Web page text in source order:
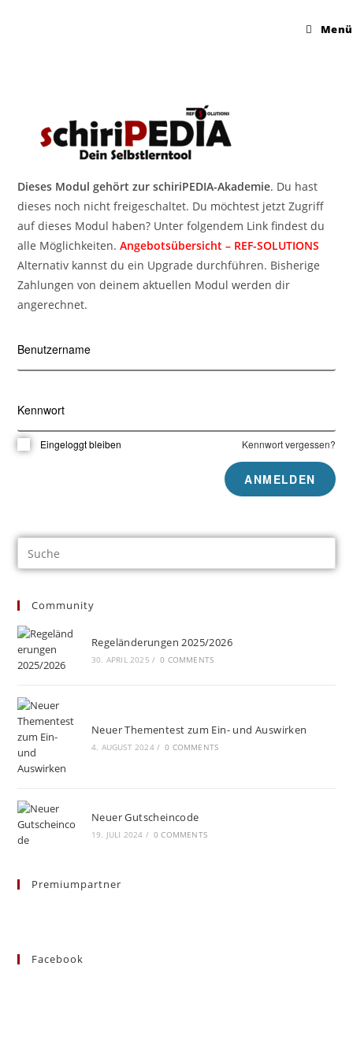
Menü
Dieses Modul gehört zur schiriPEDIA-Akademie. Du hast
dieses noch nicht freigeschaltet. Du möchtest jetzt Zugriff
auf dieses Modul haben? Unter folgendem Link findest du
alle Möglichkeiten.Angebotsübersicht – REF-SOLUTIONS
Alternativ kannst du ein Upgrade durchführen. Bisherige
Zahlungen von deinem aktuellen Modul werden dir
angerechnet.
Benutzername
Kennwort
Eingeloggt bleiben Kennwort vergessen?
Community
Regeländerungen 2025/2026
30. APRIL 2025 / 0 COMMENTS
Neuer Thementest zum Ein- und Auswirken
4. AUGUST 2024 / 0 COMMENTS
Neuer Gutscheincode
19. JULI 2024 / 0 COMMENTS
Premiumpartner
Facebook